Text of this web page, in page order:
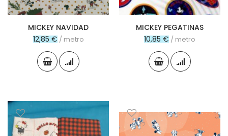
MICKEY NAVIDAD
12,85 € / metro
MICKEY PEGATINAS
10,85 € / metro